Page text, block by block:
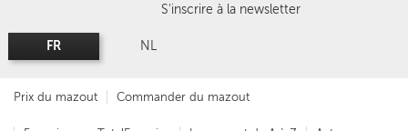
S'inscrire à la newsletter
FR NL
Prix du mazout Commander du mazout